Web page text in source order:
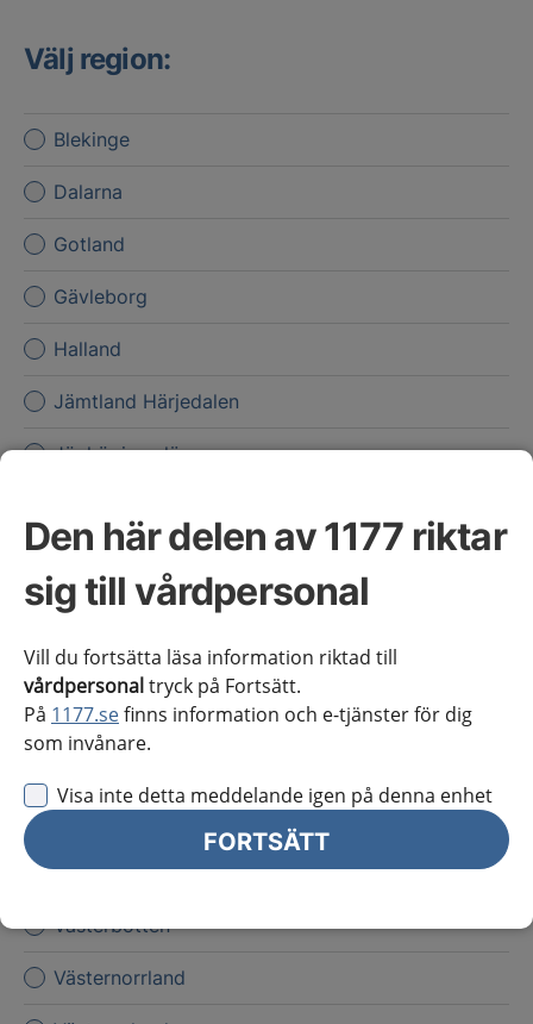
Den här delen av 1177 riktar
sig till vårdpersonal
Vill du fortsätta läsa information riktad till
vårdpersonaltryck på Fortsätt.
På 1177.sefinns information och e-tjänster för dig
som invånare.
Visa inte detta meddelande igen på denna enhet
FORTSÄTT
Välj region:
Blekinge
Dalarna
Gotland
Gävleborg
Halland
Jämtland Härjedalen
Jönköpings län
Kronoberg
Norrbotten
Skåne
Stockholms län
Värmland
Västerbotten
Västernorrland